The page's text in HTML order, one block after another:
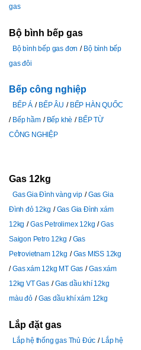
gas
Bộ bình bếp gas
Bộ bình bếp gas đơn
Bộ bình bếp
gas đôi
Bếp công nghiệp
BẾP Á BẾP ÂU
BẾP HÀN QUỐC
Bếp hầm
Bếp khè
BẾP TỪ
CÔNG NGHIỆP
Gas 12kg
Gas Gia Đình vàng vip
Gas Gia
Đình đỏ 12kg
Gas Gia Đình xám
12kg
Gas Petrolimex 12kg
Gas
Saigon Petro 12kg
Gas
Petrovietnam 12kg
Gas MISS 12kg
Gas xám 12kg MT Gas
Gas xám
12kg VT Gas
Gas dầu khí 12kg
màu đỏ
Gas dầu khí xám 12kg
Lắp đặt gas
Lắp hệ thống gas Thủ Đức
Lắp hệ